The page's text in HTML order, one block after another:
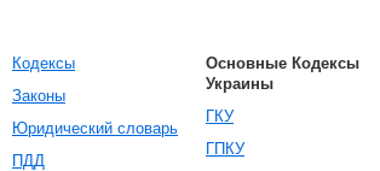
Кодексы
Законы
Юридический словарь
ПДД
Основные Кодексы
Украины
ГКУ
ГПКУ